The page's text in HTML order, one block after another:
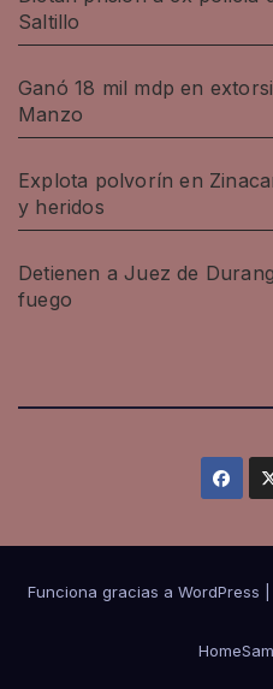
Saltillo
Ganó 18 mil mdp en
Manzo
Explota polvorín en
y heridos
Detienen a Juez de
fuego
Funciona gracias a WordPress
Home